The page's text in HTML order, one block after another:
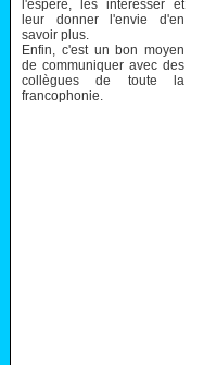
l'espère, les intéresser et
leur donner l'envie d'en
savoir plus.
Enfin, c'est un bon moyen
de communiquer avec des
collègues de toute la
francophonie.